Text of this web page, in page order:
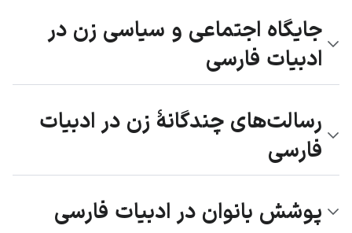
جایگاه اجتماعی و سیاسی زن در
ادبیات فارسی
رسالت‌های چندگانۀ زن در ادبیات
فارسی
پوشش بانوان در ادبیات فارسی